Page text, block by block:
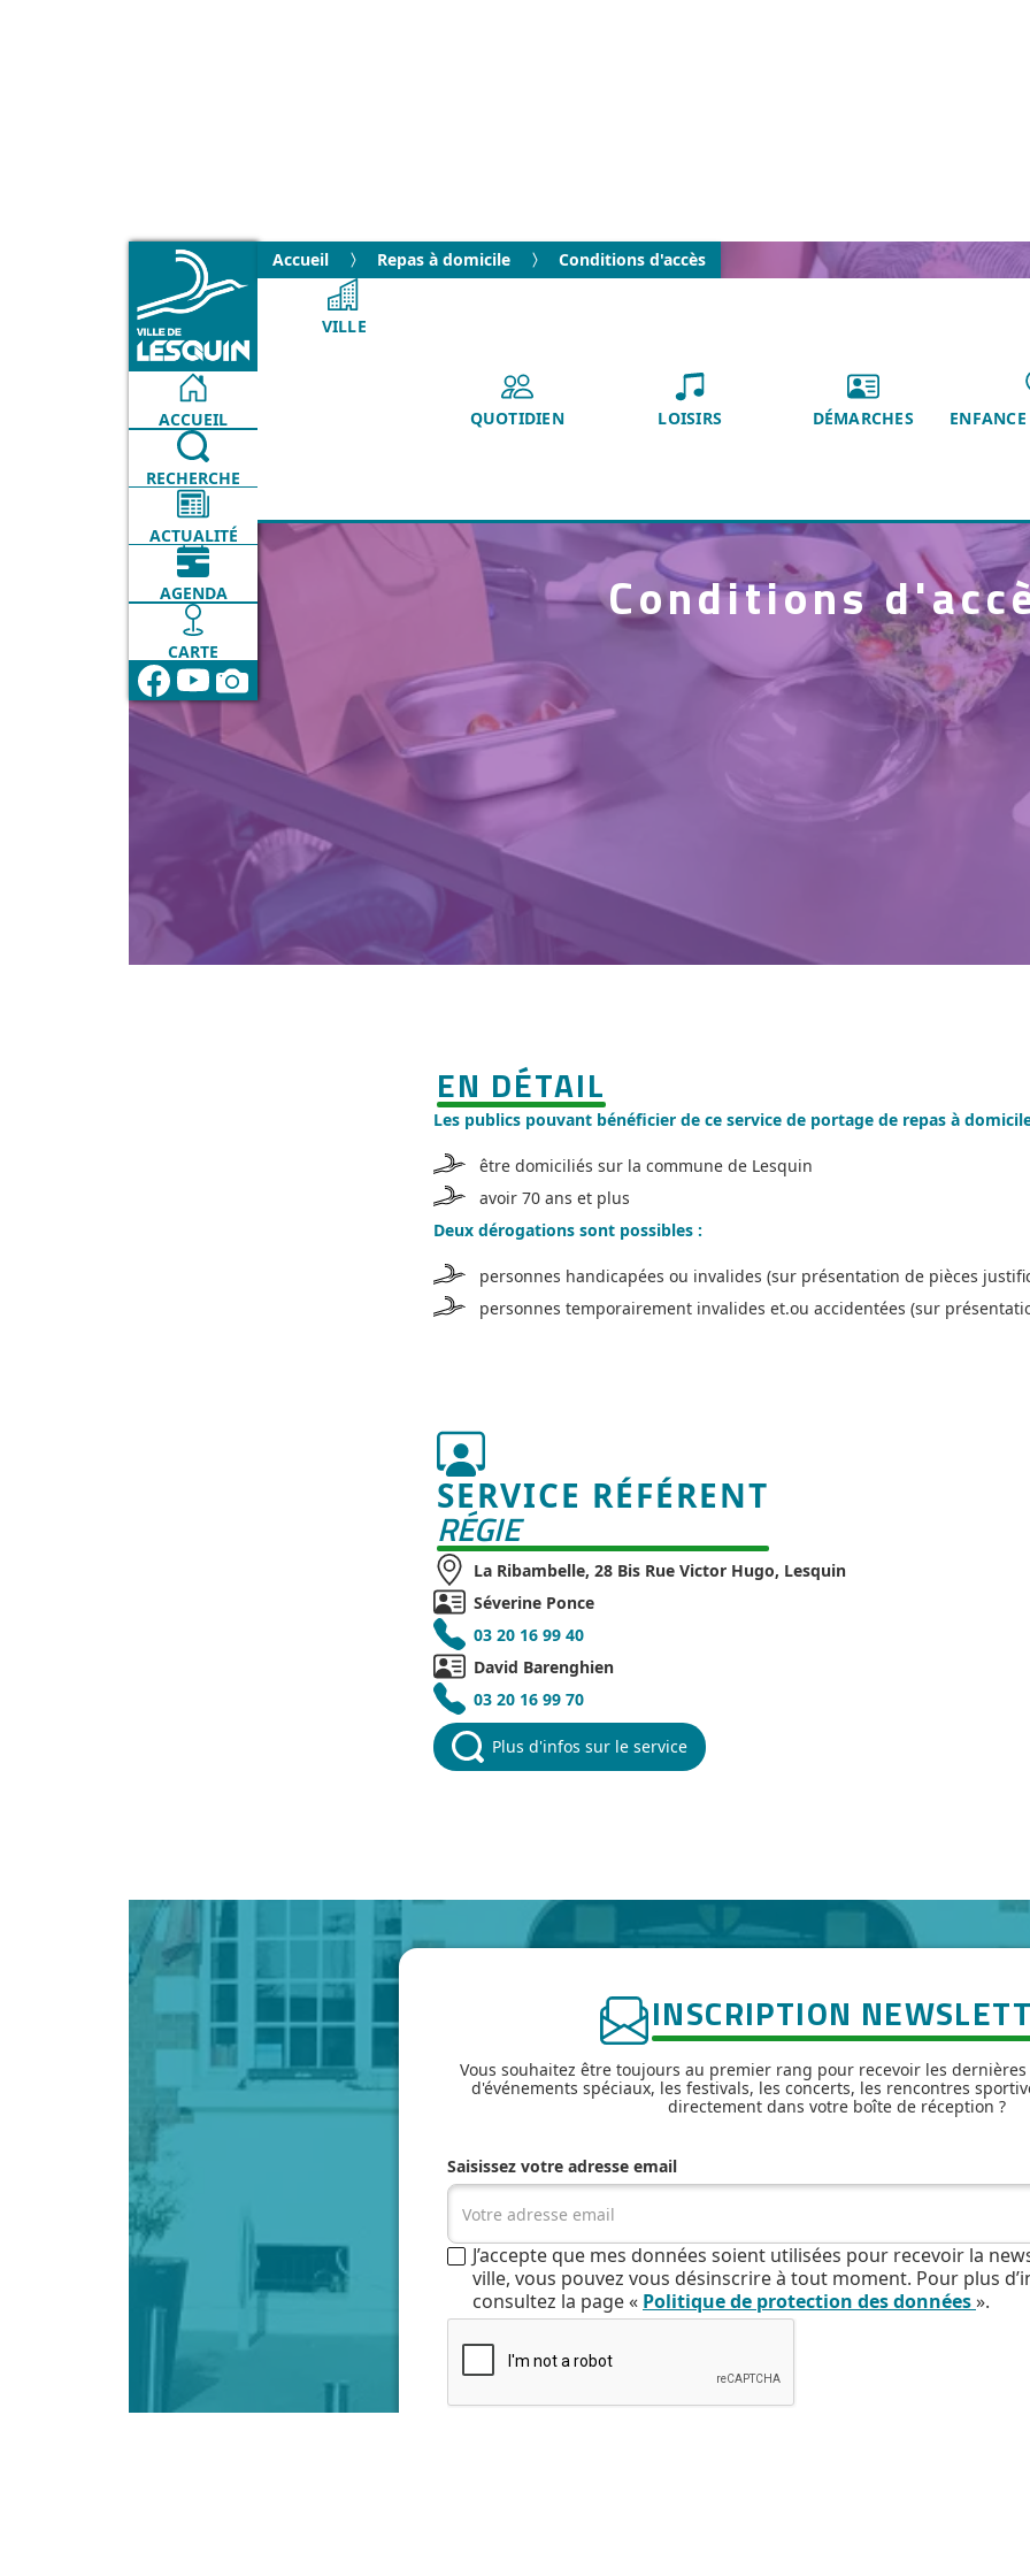
ACCUEIL
RECHERCHE
ACTUALITÉ
AGENDA
CARTE
Accueil Repas à domicile Conditions d'accès
VILLE
QUOTIDIEN LOISIRS DÉMARCHES
Conditions
EN DÉTAIL
Les publics pouvant bénéficier de ce service de portage de repas à
être domiciliés sur la commune de Lesquin
avoir 70 ans et plus
Deux dérogations sont possibles :
personnes handicapées ou invalides (sur présentation de pièces
personnes temporairement invalides et.ou accidentées (sur
SERVICE RÉFÉRENT
RÉGIE
La Ribambelle, 28 Bis Rue Victor Hugo, Lesquin
Séverine Ponce
03 20 16 99 40
David Barenghien
03 20 16 99 70
Plus d'infos sur le service
INSCRIPTION
Vous souhaitez être toujours au premier rang pour recevoir les
d'événements spéciaux, les festivals, les concerts, les rencontres
directement dans votre boîte de réception ?
Saisissez votre adresse email
J’accepte que mes données soient utilisées pour recevoir la
ville, vous pouvez vous désinscrire à tout moment. Pour plus
consultez la page « Politique de protection des données».